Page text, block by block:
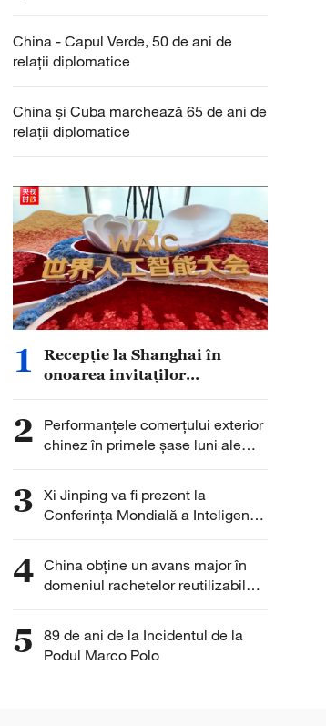
China - Capul Verde, 50 de ani de
relații diplomatice
China și Cuba marchează 65 de ani de
relații diplomatice
1
Recepție la Shanghai în
onoarea invitaților
2
Performanțele comerțului exterior
chinez în primele șase luni ale
anului 2026
3 Xi Jinping va fi prezent la
Conferința Mondială a Inteligenței
Artificiale 2026
4 China obține un avans major în
domeniul rachetelor reutilizabile
cu Marșul cel Lung-10B
5
89 de ani de la Incidentul de la
Podul Marco Polo